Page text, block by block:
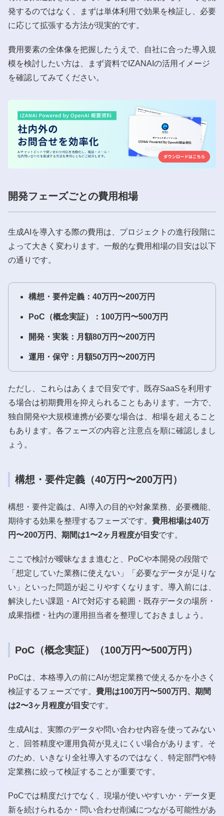
発するのではなく、まずは単体利用で効果を検証し、必要
に応じて拡張する方法が現実的です。
費用要素の全体像を把握したうえで、自社に合った導入規
模を検討したい方は、まず資料でIZANAIの活用イメージ
を確認してみてください。
開発フェーズごとの費用相場
生成AIを導入する際の費用は、プロジェクトの進行段階に
よって大きく変わります。一般的な費用相場の目安は以下
の通りです。
構想・要件定義：40万円〜200万円
PoC（概念実証）：100万円〜500万円
開発・実装：月額80万円〜200万円
運用・保守：月額50万円〜200万円
ただし、これらはあくまで目安です。既存SaaSを利用す
る場合は初期費用を抑えられることもあります。一方で、
独自開発や大規模連携が必要な場合は、相場を超えること
もあります。各フェーズの内容と注意点を順に確認しまし
ょう。
構想・要件定義（40万円〜200万円）
構想・要件定義は、AI導入の目的や対象業務、必要機能、
期待する効果を整理するフェーズです。 費用相場は40万
円〜200万円、期間は1〜2ヶ月程度が目安です。
ここで検討が曖昧なまま進むと、PoCや本開発の段階で
「想定していた業務に使えない」「必要なデータが足りな
い」といった問題が起こりやすくなります。導入前には、
解決したい課題・AIで対応する範囲・既存データの場所・
成果指標・社内の運用担当者を整理しておきましょう。
PoC（概念実証）（100万円〜500万円）
PoCは、本格導入の前にAIが想定業務で使えるかを小さく
検証するフェーズです。 費用は100万円〜500万円、期間
は2〜3ヶ月程度が目安です。
生成AIは、実際のデータや問い合わせ内容を使ってみない
と、回答精度や運用負荷が見えにくい場合があります。そ
のため、いきなり全社導入するのではなく、特定部門や特
定業務に絞って検証することが重要です。
PoCでは精度だけでなく、現場が使いやすいか・データ更
新を続けられるか・問い合わせ削減につながる可能性があ